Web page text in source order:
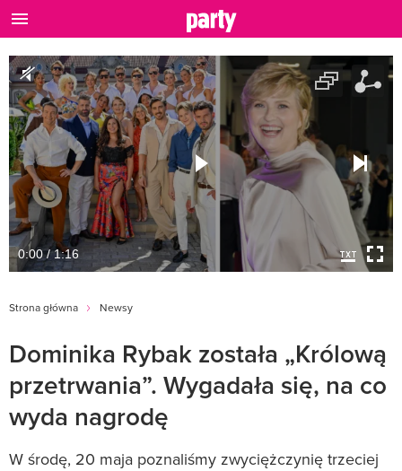
0:00 / 1:16
Strona główna Newsy
Dominika Rybak została „Królową
przetrwania”. Wygadała się, na co
wyda nagrodę
W środę, 20 maja poznaliśmy zwyciężczynię trzeciej